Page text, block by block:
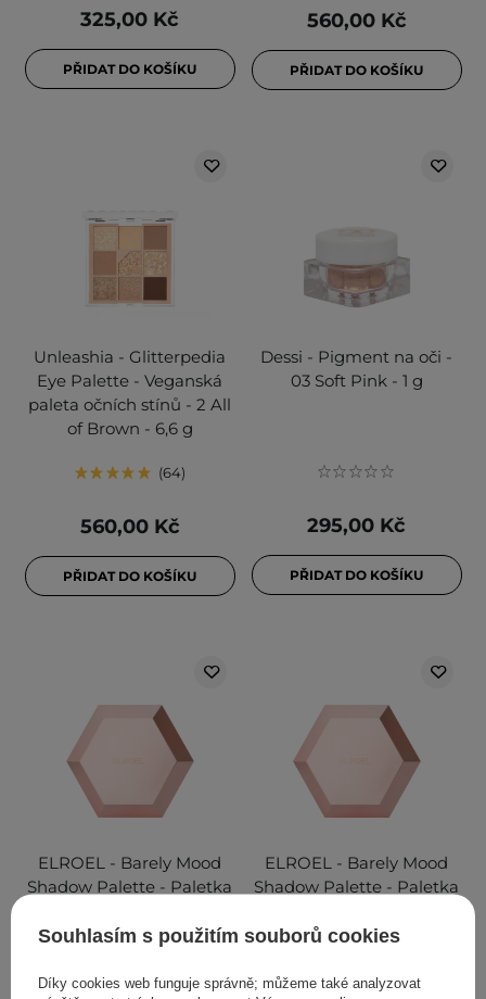
325,00 Kč
PŘIDAT DO KOŠÍKU
560,00 Kč
PŘIDAT DO KOŠÍKU
Unleashia - Glitterpedia
Eye Palette - Veganská
paleta očních stínů - 2 All
of Brown - 6,6 g
64
560,00 Kč
PŘIDAT DO KOŠÍKU
Dessi - Pigment na oči -
03 Soft Pink - 1 g
295,00 Kč
PŘIDAT DO KOŠÍKU
ELROEL - Barely Mood
Shadow Palette - Paletka
Mauve - 8,1 g
ELROEL - Barely Mood
Shadow Palette - Paletka
Rose - 8,1 g
Souhlasím s použitím souborů cookies
Díky cookies web funguje správně; můžeme také analyzovat